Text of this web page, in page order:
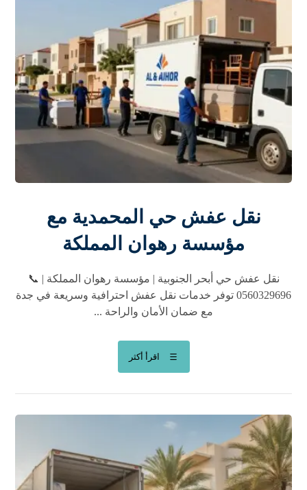
نقل عفش حي المحمدية مع
مؤسسة رهوان المملكة
نقل عفش حي أبحر الجنوبية | مؤسسة رهوان المملكة | 📞
0560329696 توفر خدمات نقل عفش احترافية وسريعة في جدة
مع ضمان الأمان والراحة ...
اقرأ أكثر